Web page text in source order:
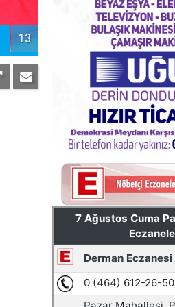
13
Pazar'daki
tartışıldı
AYDER'E BAKANLIK